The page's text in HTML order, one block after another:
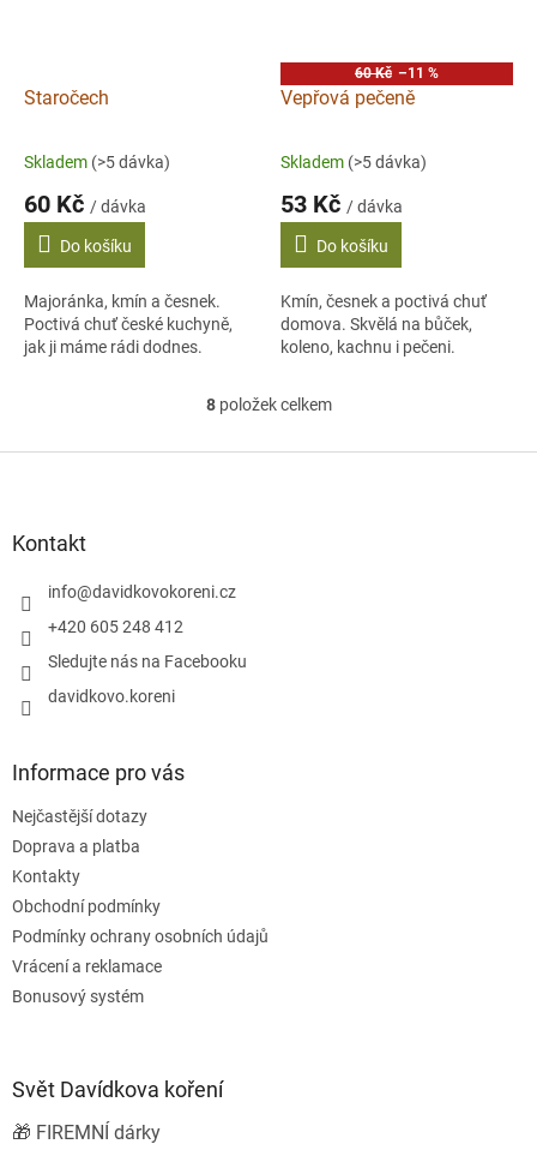
Staročech
Skladem (>5 dávka)
60 Kč / dávka
Do košíku
Majoránka, kmín a česnek.
Poctivá chuť české kuchyně,
jak ji máme rádi dodnes.
60 Kč –11 %
Vepřová pečeně
Skladem (>5 dávka)
53 Kč / dávka
Do košíku
Kmín, česnek a poctivá chuť
domova. Skvělá na bůček,
koleno, kachnu i pečeni.
O
l
8položek celkem
Kontakt
info@davidkovokoreni.cz
+420 605 248 412
Sledujte nás na Facebooku
davidkovo.koreni
Informace pro vás
Nejčastější dotazy
Doprava a platba
Kontakty
Obchodní podmínky
Podmínky ochrany osobních údajů
Vrácení a reklamace
Bonusový systém
Svět Davídkova koření
🎁 FIREMNÍ dárky